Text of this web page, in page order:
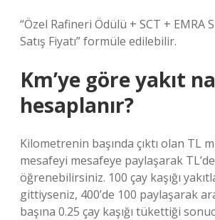
“Özel Rafineri Ödülü + SCT + EMRA
Satış Fiyatı” formüle edilebilir.
Km’ye göre yakıt
hesaplanır?
Kilometrenin başında çıktı olan TL
mesafeyi mesafeye paylaşarak
öğrenebilirsiniz. 100 çay kaşığı
gittiyseniz, 400’de 100 paylaşarak
başına 0.25 çay kaşığı tükettiği